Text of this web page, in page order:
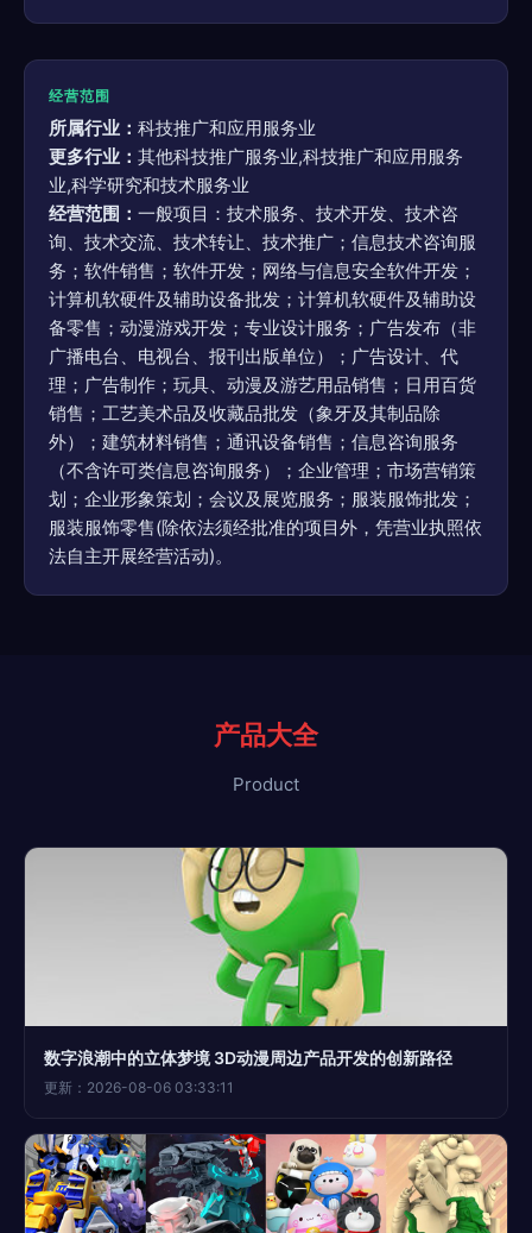
经营范围
所属行业： 科技推广和应用服务业
更多行业： 其他科技推广服务业,科技推广和应用服务
业,科学研究和技术服务业
经营范围： 一般项目：技术服务、技术开发、技术咨
询、技术交流、技术转让、技术推广；信息技术咨询服
务；软件销售；软件开发；网络与信息安全软件开发；
计算机软硬件及辅助设备批发；计算机软硬件及辅助设
备零售；动漫游戏开发；专业设计服务；广告发布（非
广播电台、电视台、报刊出版单位）；广告设计、代
理；广告制作；玩具、动漫及游艺用品销售；日用百货
销售；工艺美术品及收藏品批发（象牙及其制品除
外）；建筑材料销售；通讯设备销售；信息咨询服务
（不含许可类信息咨询服务）；企业管理；市场营销策
划；企业形象策划；会议及展览服务；服装服饰批发；
服装服饰零售(除依法须经批准的项目外，凭营业执照依
法自主开展经营活动)。
产品大全
Product
数字浪潮中的立体梦境 3D动漫周边产品开发的创新路径
更新：2026-08-06 03:33:11